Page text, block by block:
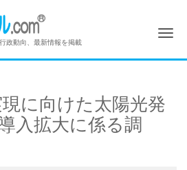
政動向、最新情報を掲載
に向けた太陽光発
入拡大に係る調